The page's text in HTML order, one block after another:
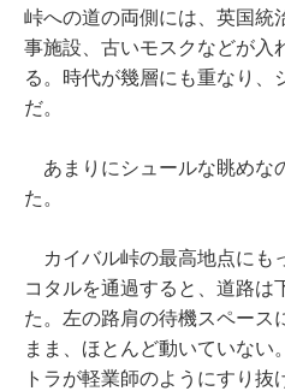
峠への道の両側には、英国統
事施設、古いモスクなどが入
る。時代が幾層にも重なり、
だ。
あまりにシュールな眺めな
た。
カイバル峠の最高地点にも
コタルを通過すると、道路は
た。左の路肩の待機スペース
まま、ほとんど動いていない
トラが軽業師のようにすり抜